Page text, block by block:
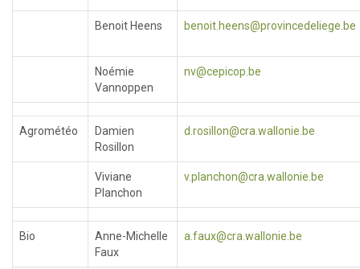
Benoit Heens benoit.heens@provincedeliege.be
Noémie
Vannoppen
nv@cepicop.be
Agrométéo
Damien
Rosillon
d.rosillon@cra.wallonie.be
Viviane
Planchon
v.planchon@cra.wallonie.be
Bio
Anne-Michelle
Faux
a.faux@cra.wallonie.be